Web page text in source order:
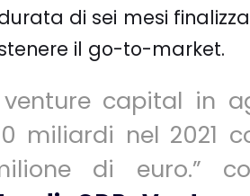
di sei mesi
il go-to-market.
capital in
miliardi nel 2021
di euro.”